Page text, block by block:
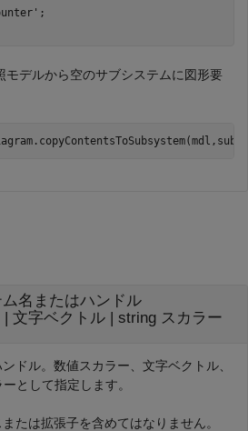
;
モデルから空のサブシステムに図形要
ム名またはハンドル
| 文字ベクトル| string スカラー
ドル。数値スカラー、文字ベクトル、
として指定します。
たは拡張子を含めてはなりません。